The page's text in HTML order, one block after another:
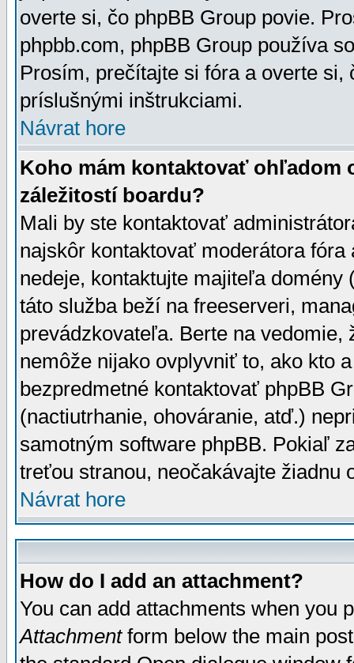
overte si, čo phpBB Group povie.
phpbb.com, phpBB Group používa
Prosím, prečítajte si fóra a overte
príslušnými inštrukciami.
Návrat hore
Koho mám kontaktovať ohľadom
záležitostí boardu?
Mali by ste kontaktovať
najskôr kontaktovať moderátora
nedeje, kontaktujte majiteľa
táto služba beží na freeserveri,
prevádzkovateľa. Berte na vedomie,
nemôže nijako ovplyvniť to, ako kto
bezpredmetné kontaktovať phpBB
(nactiutrhanie, ohováranie, atď.)
samotným software phpBB. Pokiaľ
treťou stranou, neočakávajte žiadnu
Návrat hore
How do I add an attachment?
You can add attachments when you
Attachmentform below the main